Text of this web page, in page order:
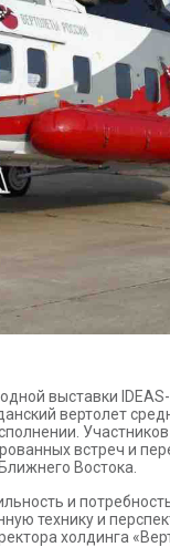
выставки
вертолет
встреч и
Востока.
и
технику и
холдинга